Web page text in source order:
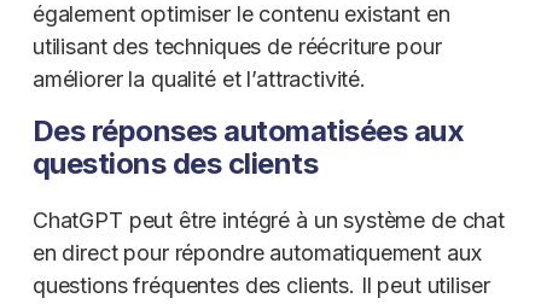
également optimiser le contenu existant en
utilisant des techniques de réécriture pour
améliorer la qualité et l’attractivité.
Des réponses automatisées aux
questions des clients
ChatGPT peut être intégré à un système de chat
en direct pour répondre automatiquement aux
questions fréquentes des clients. Il peut utiliser